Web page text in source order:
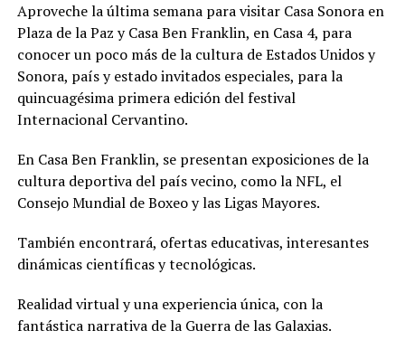
Aproveche la última semana para visitar Casa Sonora en
Plaza de la Paz y Casa Ben Franklin, en Casa 4, para
conocer un poco más de la cultura de Estados Unidos y
Sonora, país y estado invitados especiales, para la
quincuagésima primera edición del festival
Internacional Cervantino.
En Casa Ben Franklin, se presentan exposiciones de la
cultura deportiva del país vecino, como la NFL, el
Consejo Mundial de Boxeo y las Ligas Mayores.
También encontrará, ofertas educativas, interesantes
dinámicas científicas y tecnológicas.
Realidad virtual y una experiencia única, con la
fantástica narrativa de la Guerra de las Galaxias.